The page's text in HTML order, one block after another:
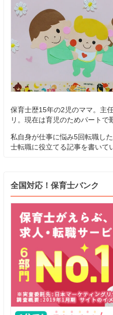
保育士歴15年の2児のママ。主
リ。現在は育児のためパートで
私自身が仕事に悩み5回転職し
士転職に役立てる記事を書いて
全国対応！保育士バンク